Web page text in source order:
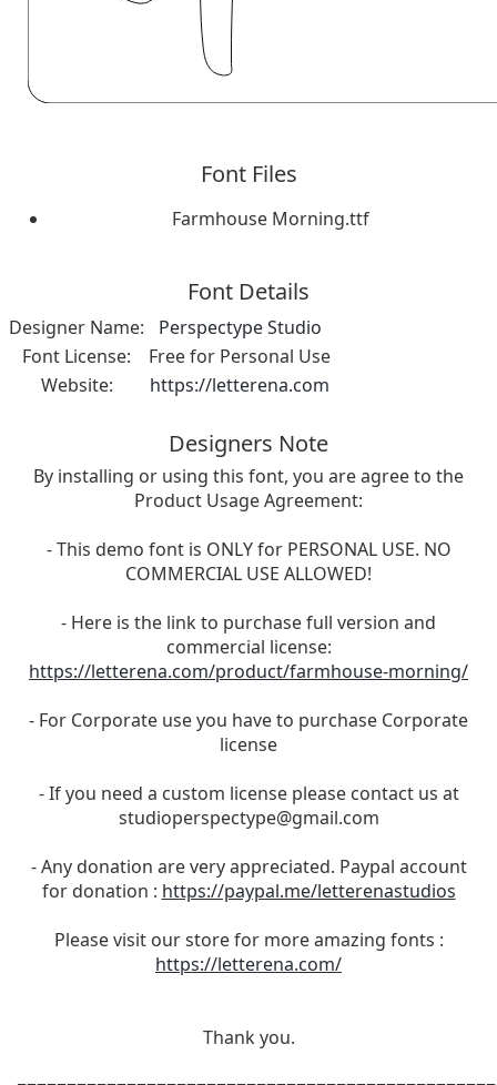
Font Files
Farmhouse Morning.ttf
Font Details
Designer Name:
Perspectype Studio
Font License:
Free for Personal Use
Website:
https://letterena.com
Designers Note
By installing or using this font, you are agree to the
Product Usage Agreement:
- This demo font is ONLY for PERSONAL USE. NO
COMMERCIAL USE ALLOWED!
- Here is the link to purchase full version and
commercial license:
https://letterena.com/product/farmhouse-morning/
- For Corporate use you have to purchase Corporate
license
- If you need a custom license please contact us at
studioperspectype@gmail.com
- Any donation are very appreciated. Paypal account
for donation : https://paypal.me/letterenastudios
Please visit our store for more amazing fonts :
https://letterena.com/
Thank you.